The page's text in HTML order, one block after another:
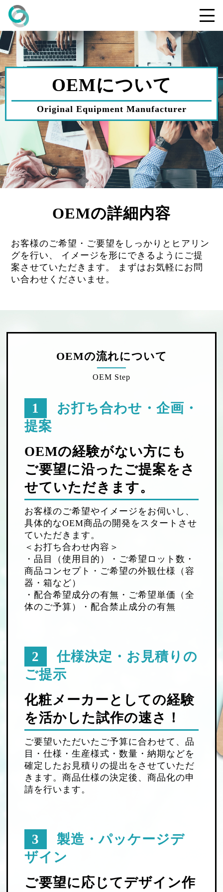
OEMについて
Original Equipment Manufacturer
OEMの詳細内容
お客様のご希望・ご要望をしっかりとヒアリン
グを行い、
イメージを形にできるようにご提
案させていただきます。
まずはお気軽にお問
い合わせくださいませ。
OEMの流れについて
OEM Step
1
お打ち合わせ・企画・
提案
OEMの経験がない方にも
ご要望に沿ったご提案をさ
せていただきます。
お客様のご希望やイメージをお伺いし、
具体的なOEM商品の開発をスタートさせ
ていただきます。
＜お打ち合わせ内容＞
・品目（使用目的）・ご希望ロット数・
商品コンセプト・ご希望の外観仕様（容
器・箱など）
・配合希望成分の有無・ご希望単価（全
体のご予算）・配合禁止成分の有無
2
仕様決定・お見積りの
ご提示
化粧メーカーとしての経験
を活かした試作の速さ！
ご要望いただいたご予算に合わせて、品
目・仕様・生産様式・数量・納期などを
確定したお見積りの提出をさせていただ
きます。商品仕様の決定後、商品化の申
請を行います。
3
製造・パッケージデ
ザイン
ご要望に応じてデザイン作